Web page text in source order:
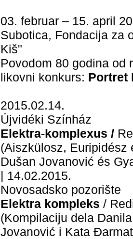
03. februar – 15. april
Subotica, Fondacija za
Kiš"
Povodom 80 godina od
likovni konkurs: Portret
2015.02.14.
Újvidéki Színház
Elektra-komplexus /
(Aiszkülosz, Euripidész
Dušan Jovanović és
| 14.02.2015.
Novosadsko pozorište
Elektra kompleks /
(Kompilaciju dela
Jovanović i Kata